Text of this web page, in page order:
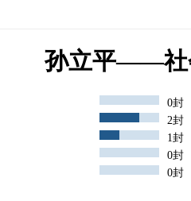
孙立平——社
0封
2封
1封
0封
0封